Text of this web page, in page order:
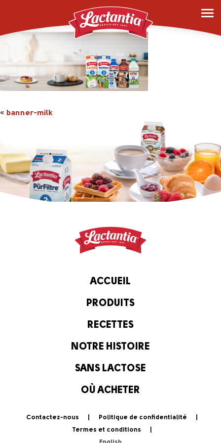
banner-milk
« banner-milk
ACCUEIL
PRODUITS
RECETTES
NOTRE HISTOIRE
SANS LACTOSE
OÙ ACHETER
Contactez-nous
Politique de confidentialité
Termes et conditions